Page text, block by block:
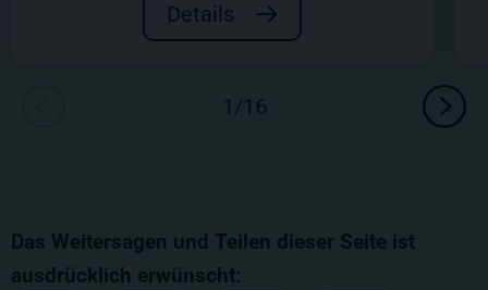
Details
Das Weitersagen und Teilen dieser Seite ist
ausdrücklich erwünscht: